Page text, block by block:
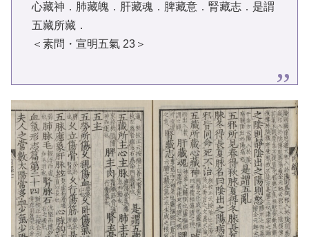
心藏神．肺藏魄．肝藏魂．脾藏意．腎藏志．是謂
五藏所藏．
＜素問・宣明五氣 23＞